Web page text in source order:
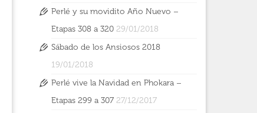
Perlé y su movidito Año Nuevo –
Etapas 308 a 320 29/01/2018
Sábado de los Ansiosos 2018
19/01/2018
Perlé vive la Navidad en Phokara –
Etapas 299 a 307 27/12/2017